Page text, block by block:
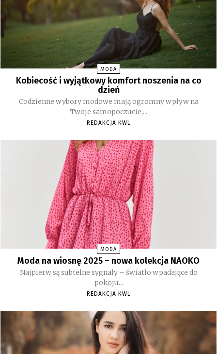
MODA
Kobiecość i wyjątkowy komfort noszenia na co
dzień
Codzienne wybory modowe mają ogromny wpływ na
Twoje samopoczucie,...
REDAKCJA KWL
MODA
Moda na wiosnę 2025 – nowa kolekcja NAOKO
Najpierw są subtelne sygnały – światło wpadające do
pokoju...
REDAKCJA KWL